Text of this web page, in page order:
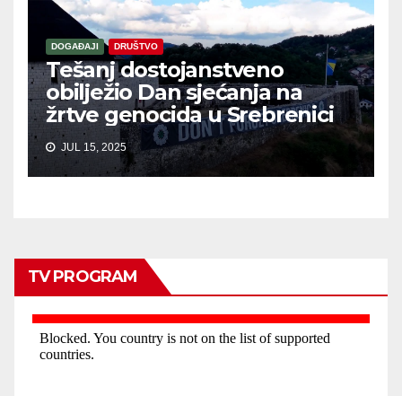
DOGAĐAJI DRUŠTVO
Tešanj dostojanstveno
obilježio Dan sjećanja na
žrtve genocida u Srebrenici
JUL 15, 2025
TV PROGRAM